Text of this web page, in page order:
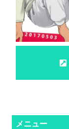
メニュー